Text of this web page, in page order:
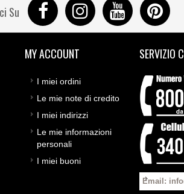
Su
MY ACCOUNT
I miei ordini
Le mie note di credito
I miei indirizzi
Le mie informazioni
personali
I miei buoni
SERVIZIO
Email: